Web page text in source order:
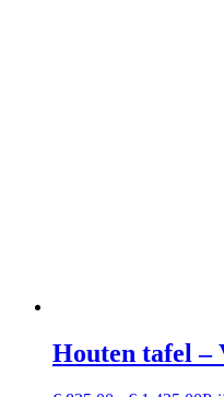
Houten tafel